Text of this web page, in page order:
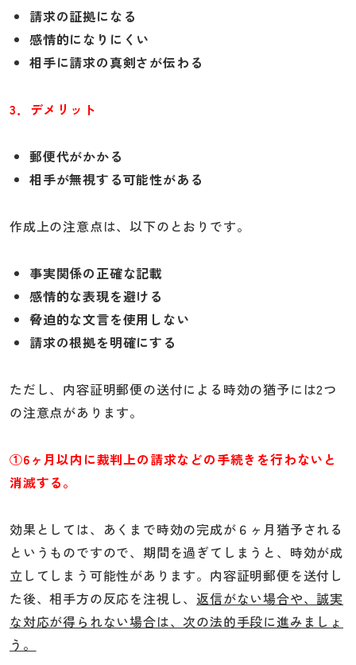
請求の証拠になる
感情的になりにくい
相手に請求の真剣さが伝わる
3．デメリット
郵便代がかかる
相手が無視する可能性がある
作成上の注意点は、以下のとおりです。
事実関係の正確な記載
感情的な表現を避ける
脅迫的な文言を使用しない
請求の根拠を明確にする
ただし、内容証明郵便の送付による時効の猶予には2つ
の注意点があります。
①6ヶ月以内に裁判上の請求などの手続きを行わないと
消滅する。
効果としては、あくまで時効の完成が６ヶ月猶予される
というものですので、期間を過ぎてしまうと、時効が成
立してしまう可能性があります。内容証明郵便を送付し
た後、相手方の反応を注視し、 返信がない場合や、誠実
な対応が得られない場合は、次の法的手段に進みましょ
う。